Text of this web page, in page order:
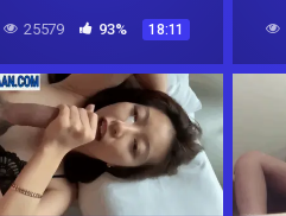
25579 93% 18:11